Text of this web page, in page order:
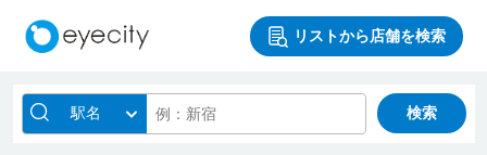
リストから店舗を検索
駅名 検索